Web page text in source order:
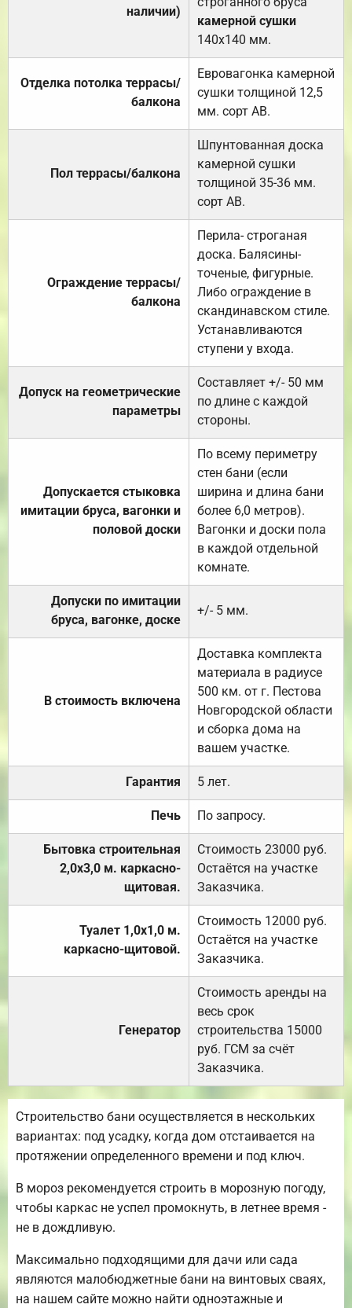
наличии)
камерной сушки
140х140 мм.
Отделка потолка террасы/
балкона
Евровагонка камерной
сушки толщиной 12,5
мм. сорт АВ.
Пол террасы/балкона
Шпунтованная доска
камерной сушки
толщиной 35-36 мм.
сорт АВ.
Ограждение террасы/
балкона
Перила- строганая
доска. Балясины-
точеные, фигурные.
Либо ограждение в
скандинавском стиле.
Устанавливаются
ступени у входа.
Допуск на геометрические
параметры
Составляет +/- 50 мм
по длине с каждой
стороны.
Допускается стыковка
имитации бруса, вагонки и
половой доски
По всему периметру
стен бани (если
ширина и длина бани
более 6,0 метров).
Вагонки и доски пола
в каждой отдельной
комнате.
Допуски по имитации
бруса, вагонке, доске
+/- 5 мм.
В стоимость включена
Доставка комплекта
материала в радиусе
500 км. от г. Пестова
Новгородской области
и сборка дома на
вашем участке.
Гарантия 5 лет.
Печь По запросу.
Бытовка строительная
2,0х3,0 м. каркасно-
щитовая.
Стоимость 23000 руб.
Остаётся на участке
Заказчика.
Туалет 1,0х1,0 м.
каркасно-щитовой.
Стоимость 12000 руб.
Остаётся на участке
Заказчика.
Генератор
Стоимость аренды на
весь срок
строительства 15000
руб. ГСМ за счёт
Заказчика.
Строительство бани осуществляется в нескольких
вариантах: под усадку, когда дом отстаивается на
протяжении определенного времени и под ключ.
В мороз рекомендуется строить в морозную погоду,
чтобы каркас не успел промокнуть, в летнее время -
не в дождливую.
Максимально подходящими для дачи или сада
являются малобюджетные бани на винтовых сваях,
на нашем сайте можно найти одноэтажные и